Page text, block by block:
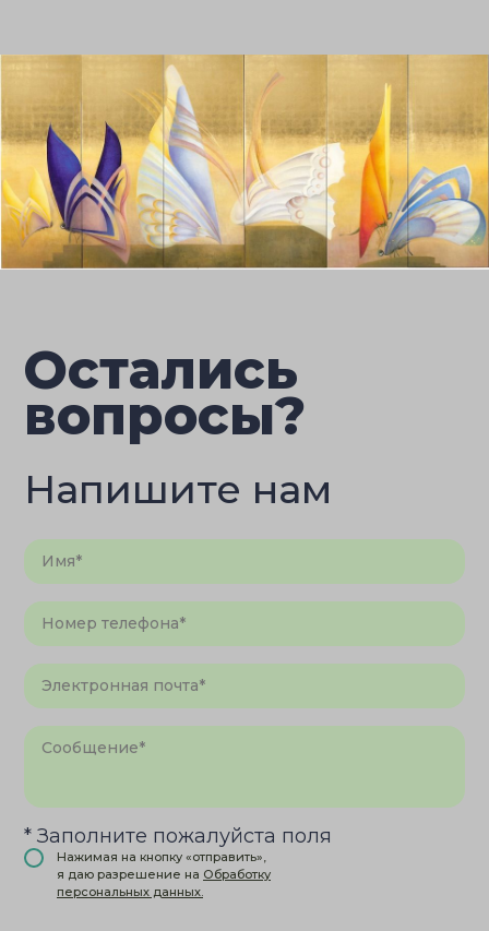
Остались
вопросы?
Напишите нам
* Заполните пожалуйста поля
Нажимая на кнопку «отправить»,
я даю разрешение на Обработку
персональных данных.